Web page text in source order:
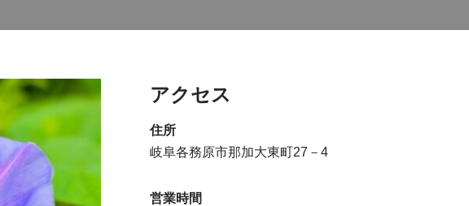
アクセス
住所
岐阜各務原市那加大東町27－4
営業時間